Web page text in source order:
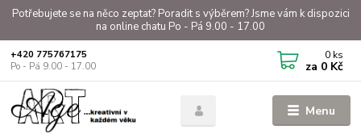
Potřebujete se na něco zeptat? Poradit s výběrem? Jsme vám k dispozici
na online chatu Po - Pá 9.00 - 17.00
Menu
+420 775767175
Po - Pá 9.00 - 17.00
0 ks
za 0 Kč